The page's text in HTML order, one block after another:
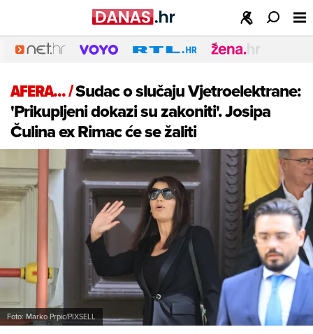
AFERA.../Sudac o slučaju Vjetroelektrane:
'Prikupljeni dokazi su zakoniti'. Josipa
Čulina ex Rimac će se žaliti
Foto: Marko Prpic/PIXSELL